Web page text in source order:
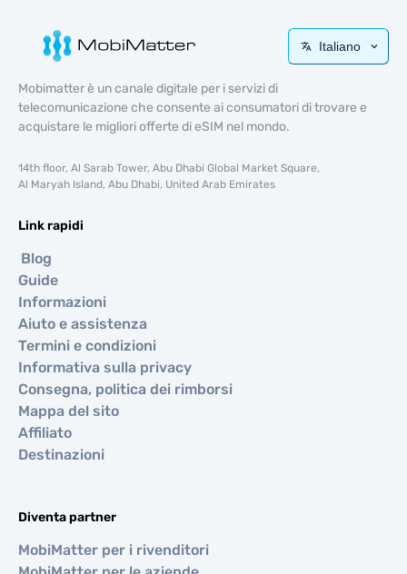
Italiano
Mobimatter è un canale digitale per i servizi di
telecomunicazione che consente ai consumatori di trovare e
acquistare le migliori offerte di eSIM nel mondo.
14th floor, Al Sarab Tower, Abu Dhabi Global Market Square,
Al Maryah Island, Abu Dhabi, United Arab Emirates
Link rapidi
Blog
Guide
Informazioni
Aiuto e assistenza
Termini e condizioni
Informativa sulla privacy
Consegna, politica dei rimborsi
Mappa del sito
Affiliato
Destinazioni
Diventa partner
MobiMatter per i rivenditori